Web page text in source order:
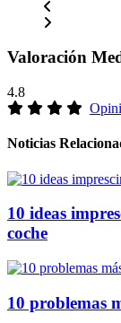
Valoración
4.8
Noticias
10 ideas
coche
10 problemas